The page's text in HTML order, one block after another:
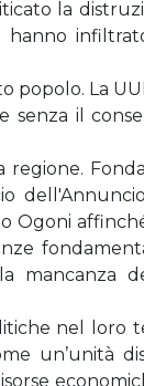
la
hanno
popolo. La
senza il
Ogoni
nel loro
un’unità